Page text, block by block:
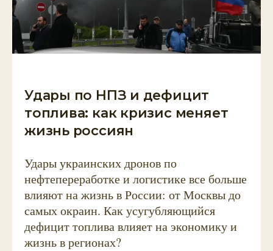
Удары по НПЗ и дефицит
топлива: как кризис меняет
жизнь россиян
Удары украинских дронов по
нефтепереработке и логистике все больше
влияют на жизнь в России: от Москвы до
самых окраин. Как усугубляющийся
дефицит топлива влияет на экономику и
жизнь в регионах?